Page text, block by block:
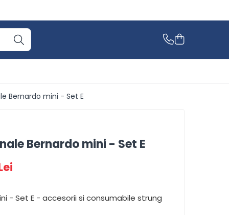
Bernardo mini - Set E
Bernardo mini - Set E
- Set E - accesorii si consumabile strung